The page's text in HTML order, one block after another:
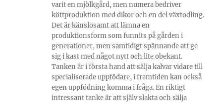
varit en mjölkgård, men numera bedriver
köttproduktion med dikor och en del växtodling.
Det är känslosamt att lämna en
produktionsform som funnits på gården i
generationer, men samtidigt spännande att ge
sig i kast med något nytt och lite obekant.
Tanken är i första hand att sälja kalvar vidare till
specialiserade uppfödare, i framtiden kan också
egen uppfödning komma i fråga. En riktigt
intressant tanke är att själv slakta och sälja